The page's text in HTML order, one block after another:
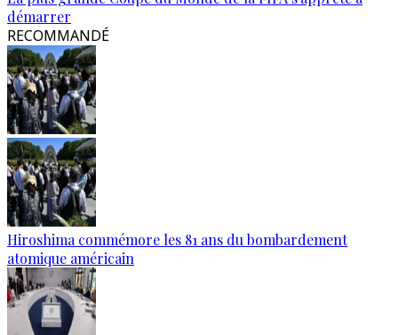
démarrer
RECOMMANDÉ
Hiroshima commémore les 81 ans du bombardement
atomique américain